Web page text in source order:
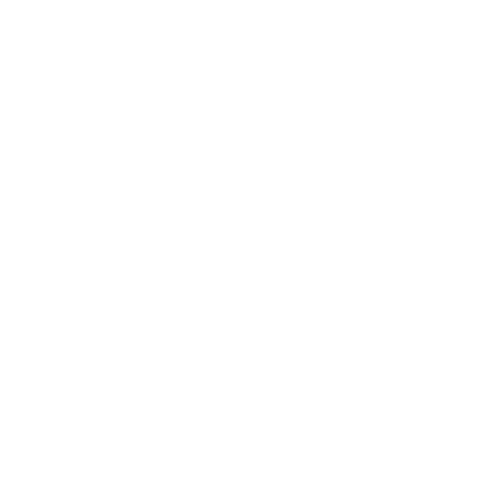
bzw. bei chronischen Beschwerden die richtige Therapie.
Abklingen der Beschwerden bewirkt. Muskeln, Gelenke